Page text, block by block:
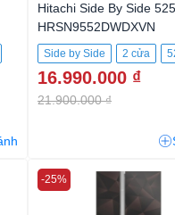
Hitachi Side By Side
HRSN9552DWDXVN
Side by Side 2 cửa
16.990.000 ₫
21.900.000 ₫
-25%